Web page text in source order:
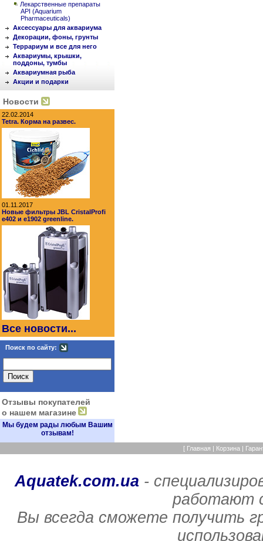
Лекарственные препараты
API (Aquarium
Pharmaceuticals)
Аксессуары для аквариума
Декорации, фоны, грунты
Террариум и все для него
Аквариумы, крышки,
поддоны, тумбы
Аквариумная рыба
Акции и подарки
Новости
22.02.2014
Tetra. Корма на развес.
01.11.2017
Новые фильтры JBL CristalProfi
e402 и e1902 greenline.
Все новости...
Поиск по сайту:
Отзывы покупателей
о нашем магазине
Мы будем рады любым Вашим
отзывам!
[ Главная | Корзина |
Aquatek.com.ua-
работают
Вы всегда сможете получить